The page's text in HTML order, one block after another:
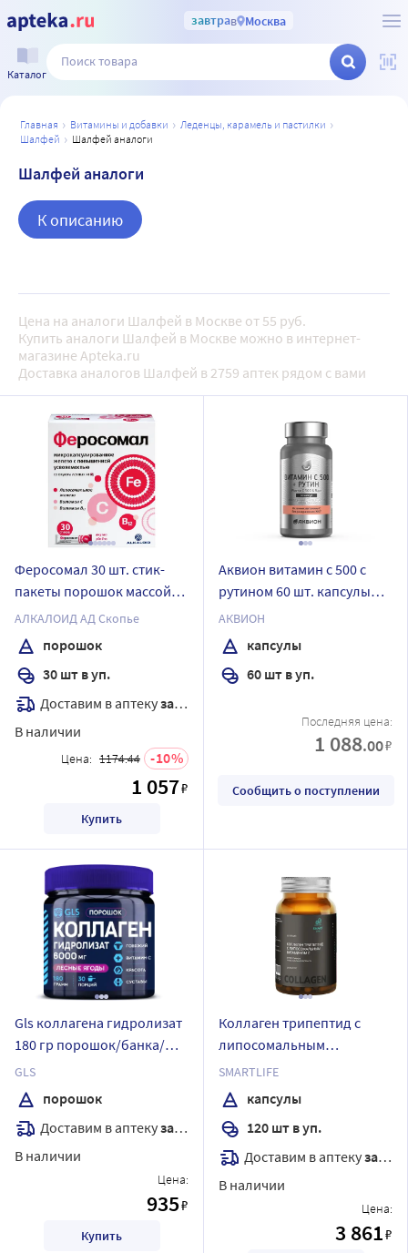
завтрав Москва
Каталог
главная витамины и добавки
леденцы, карамель и пастилки
шалфей
шалфей аналоги
Шалфей аналоги
К описанию
Цена на аналоги Шалфей в Москве от 55 руб.
Купить аналоги Шалфей в Москве можно в интернет-
магазине Apteka.ru
Доставка аналогов Шалфей в 2759 аптек рядом с вами
Феросомал 30 шт. стик-
пакеты порошок массой
1,8 г
АЛКАЛОИД АД Скопье
порошок
30 шт в уп.
Доставим в аптекузавтра
В наличии
Цена: 1174.44 10
1 057₽
Купить
Аквион витамин с 500 с
рутином 60 шт. капсулы
массой 835 мг
АКВИОН
капсулы
60 шт в уп.
Последняя цена:
1 088.00₽
Сообщить о поступлении
Gls коллагена гидролизат
180 гр порошок/банка/
вкус лесные ягоды
GLS
порошок
Доставим в аптекузавтра
В наличии
Цена:
935₽
Купить
Коллаген трипептид с
липосомальным
витамином с мульти-
эффект липосомальная
формула 120 шт. капсулы
массой 500 мг/smartlife
SMARTLIFE
капсулы
120 шт в уп.
Доставим в аптекузавтра
В наличии
Цена:
3 861₽